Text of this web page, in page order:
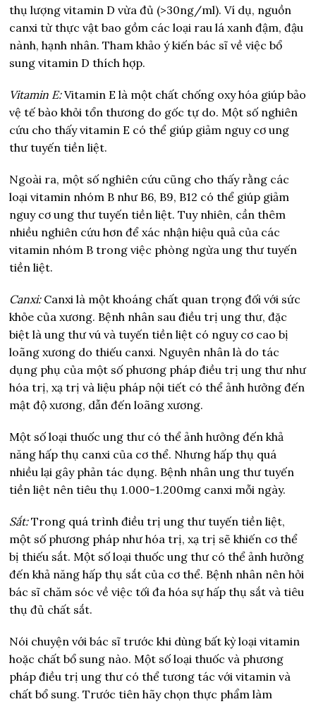
thụ lượng vitamin D vừa đủ (>30ng/ml). Ví dụ, nguồn
canxi từ thực vật bao gồm các loại rau lá xanh đậm, đậu
nành, hạnh nhân. Tham khảo ý kiến bác sĩ về việc bổ
sung vitamin D thích hợp.
Vitamin E:Vitamin E là một chất chống oxy hóa giúp bảo
vệ tế bào khỏi tổn thương do gốc tự do. Một số nghiên
cứu cho thấy vitamin E có thể giúp giảm nguy cơ ung
thư tuyến tiền liệt.
Ngoài ra, một số nghiên cứu cũng cho thấy rằng các
loại vitamin nhóm B như B6, B9, B12 có thể giúp giảm
nguy cơ ung thư tuyến tiền liệt. Tuy nhiên, cần thêm
nhiều nghiên cứu hơn để xác nhận hiệu quả của các
vitamin nhóm B trong việc phòng ngừa ung thư tuyến
tiền liệt.
Canxi:Canxi là một khoáng chất quan trọng đối với sức
khỏe của xương. Bệnh nhân sau điều trị ung thư, đặc
biệt là ung thư vú và tuyến tiền liệt có nguy cơ cao bị
loãng xương do thiếu canxi. Nguyên nhân là do tác
dụng phụ của một số phương pháp điều trị ung thư như
hóa trị, xạ trị và liệu pháp nội tiết có thể ảnh hưởng đến
mật độ xương, dẫn đến loãng xương.
Một số loại thuốc ung thư có thể ảnh hưởng đến khả
năng hấp thụ canxi của cơ thể. Nhưng hấp thụ quá
nhiều lại gây phản tác dụng. Bệnh nhân ung thư tuyến
tiền liệt nên tiêu thụ 1.000-1.200mg canxi mỗi ngày.
Sắt:Trong quá trình điều trị ung thư tuyến tiền liệt,
một số phương pháp như hóa trị, xạ trị sẽ khiến cơ thể
bị thiếu sắt. Một số loại thuốc ung thư có thể ảnh hưởng
đến khả năng hấp thụ sắt của cơ thể. Bệnh nhân nên hỏi
bác sĩ chăm sóc về việc tối đa hóa sự hấp thụ sắt và tiêu
thụ đủ chất sắt.
Nói chuyện với bác sĩ trước khi dùng bất kỳ loại vitamin
hoặc chất bổ sung nào. Một số loại thuốc và phương
pháp điều trị ung thư có thể tương tác với vitamin và
chất bổ sung. Trước tiên hãy chọn thực phẩm làm